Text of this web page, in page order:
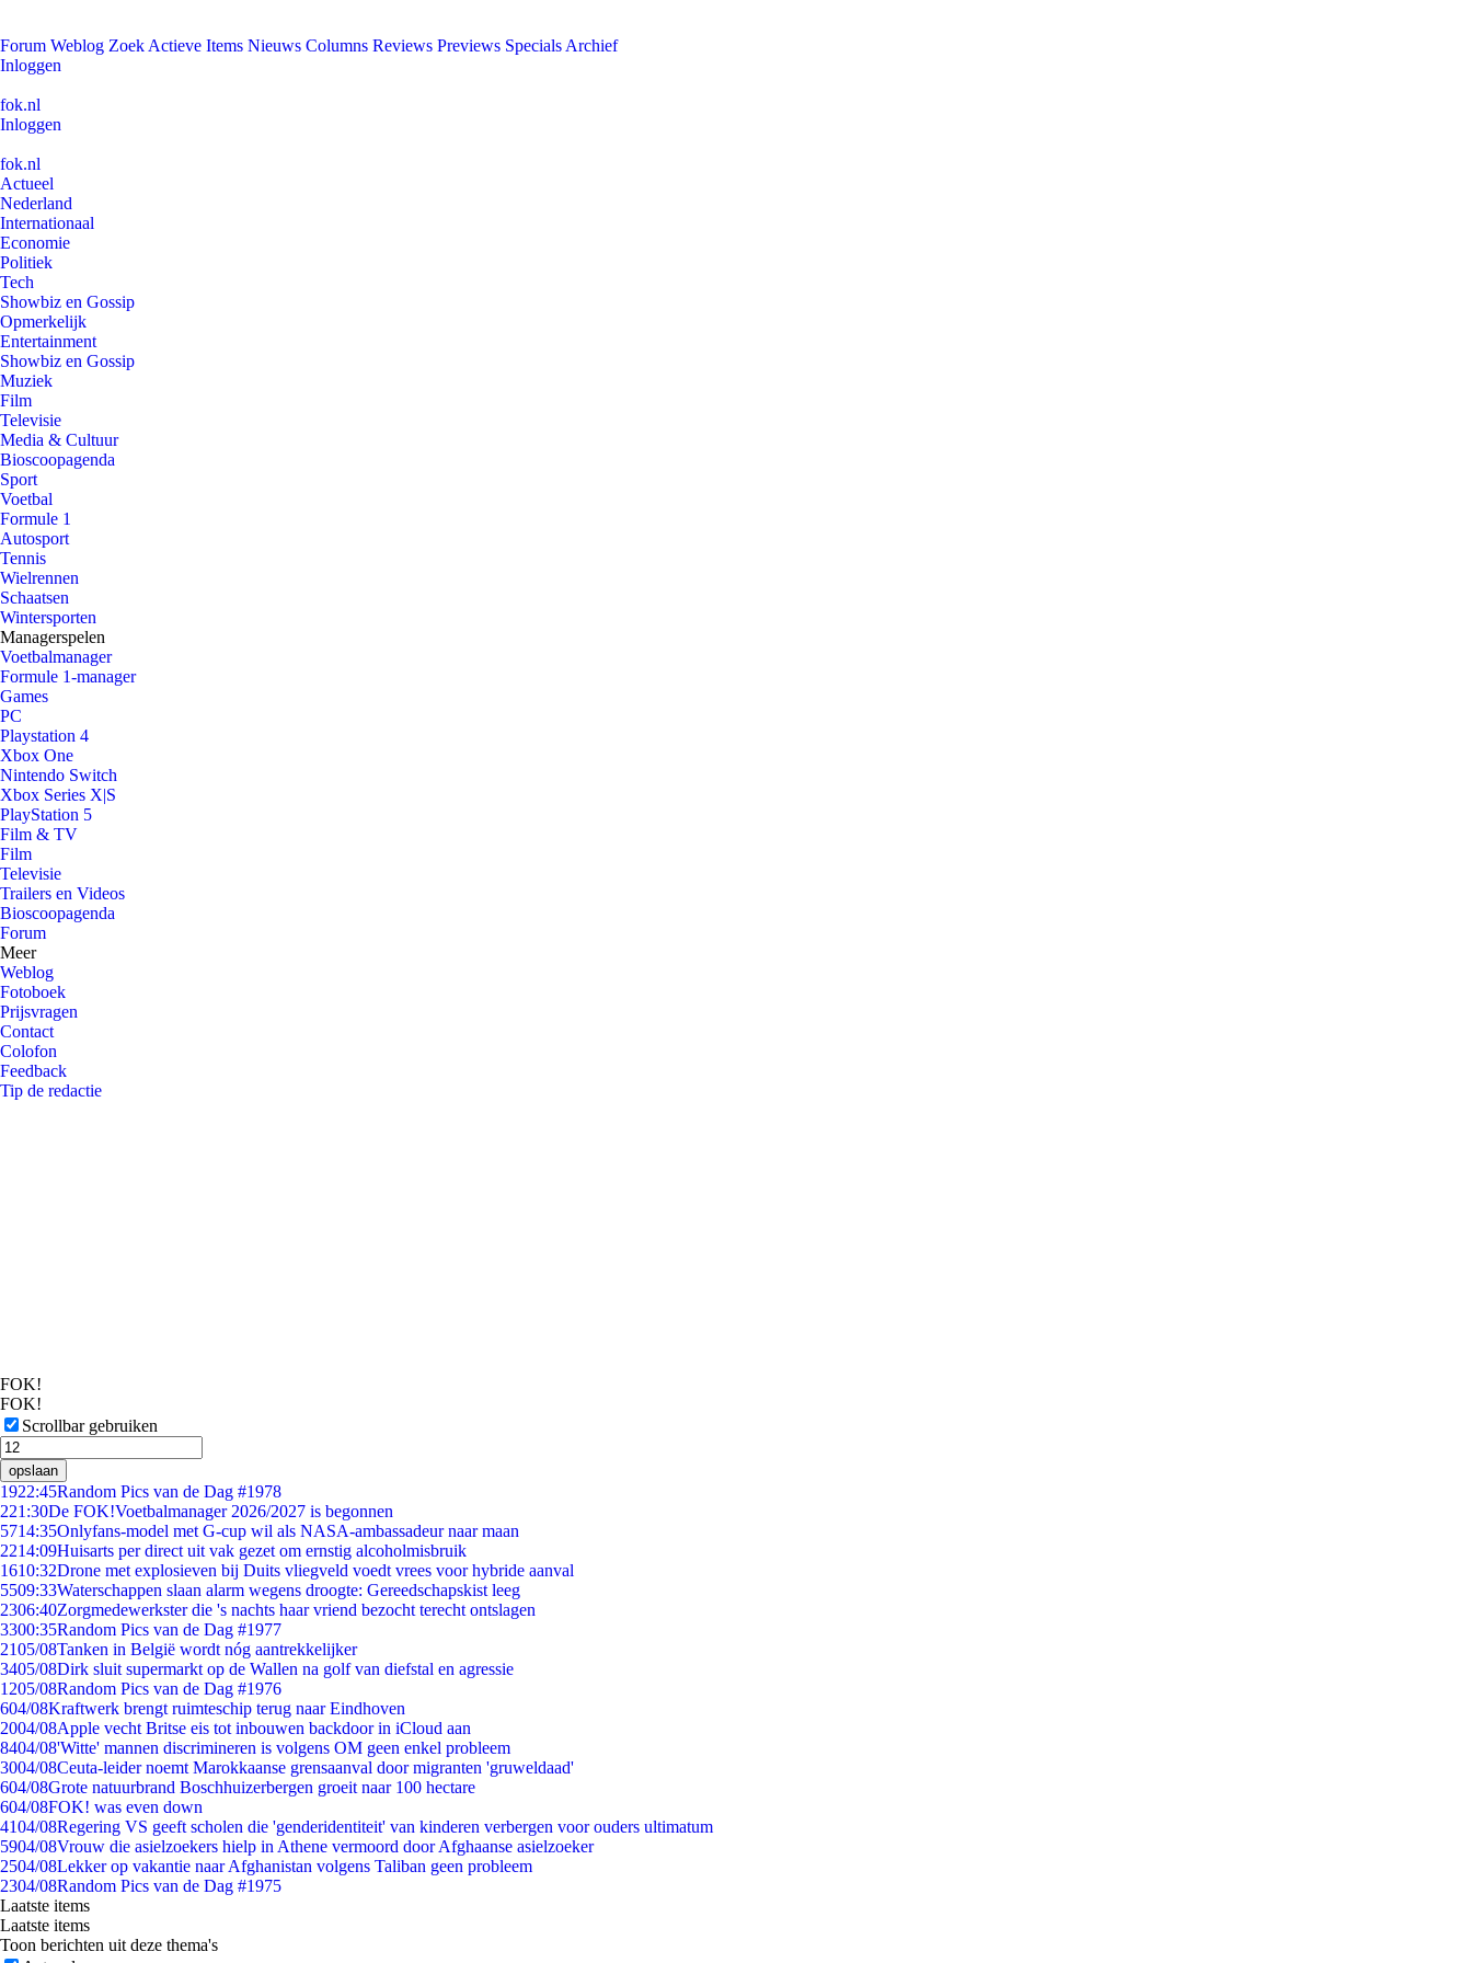
Forum Weblog Zoek Actieve Items Nieuws Columns Reviews Previews Specials Archief
Inloggen
fok.nl
Inloggen
fok.nl
Actueel
Nederland
Internationaal
Economie
Politiek
Tech
Showbiz en Gossip
Opmerkelijk
Entertainment
Showbiz en Gossip
Muziek
Film
Televisie
Media & Cultuur
Bioscoopagenda
Sport
Voetbal
Formule 1
Autosport
Tennis
Wielrennen
Schaatsen
Wintersporten
Managerspelen
Voetbalmanager
Formule 1-manager
Games
PC
Playstation 4
Xbox One
Nintendo Switch
Xbox Series X|S
PlayStation 5
Film & TV
Film
Televisie
Trailers en Videos
Bioscoopagenda
Forum
Meer
Weblog
Fotoboek
Prijsvragen
Contact
Colofon
Feedback
Tip de redactie
FOK!
FOK!
Scrollbar gebruiken
opslaan
1922:45Random Pics van de Dag #1978
221:30De FOK!Voetbalmanager 2026/2027 is begonnen
5714:35Onlyfans-model met G-cup wil als NASA-ambassadeur naar maan
2214:09Huisarts per direct uit vak gezet om ernstig alcoholmisbruik
1610:32Drone met explosieven bij Duits vliegveld voedt vrees voor hybride aanval
5509:33Waterschappen slaan alarm wegens droogte: Gereedschapskist leeg
2306:40Zorgmedewerkster die 's nachts haar vriend bezocht terecht ontslagen
3300:35Random Pics van de Dag #1977
2105/08Tanken in België wordt nóg aantrekkelijker
3405/08Dirk sluit supermarkt op de Wallen na golf van diefstal en agressie
1205/08Random Pics van de Dag #1976
604/08Kraftwerk brengt ruimteschip terug naar Eindhoven
2004/08Apple vecht Britse eis tot inbouwen backdoor in iCloud aan
8404/08'Witte' mannen discrimineren is volgens OM geen enkel probleem
3004/08Ceuta-leider noemt Marokkaanse grensaanval door migranten 'gruweldaad'
604/08Grote natuurbrand Boschhuizerbergen groeit naar 100 hectare
604/08FOK! was even down
4104/08Regering VS geeft scholen die 'genderidentiteit' van kinderen verbergen voor ouders ultimatum
5904/08Vrouw die asielzoekers hielp in Athene vermoord door Afghaanse asielzoeker
2504/08Lekker op vakantie naar Afghanistan volgens Taliban geen probleem
2304/08Random Pics van de Dag #1975
Laatste items
Laatste items
Toon berichten uit deze thema's